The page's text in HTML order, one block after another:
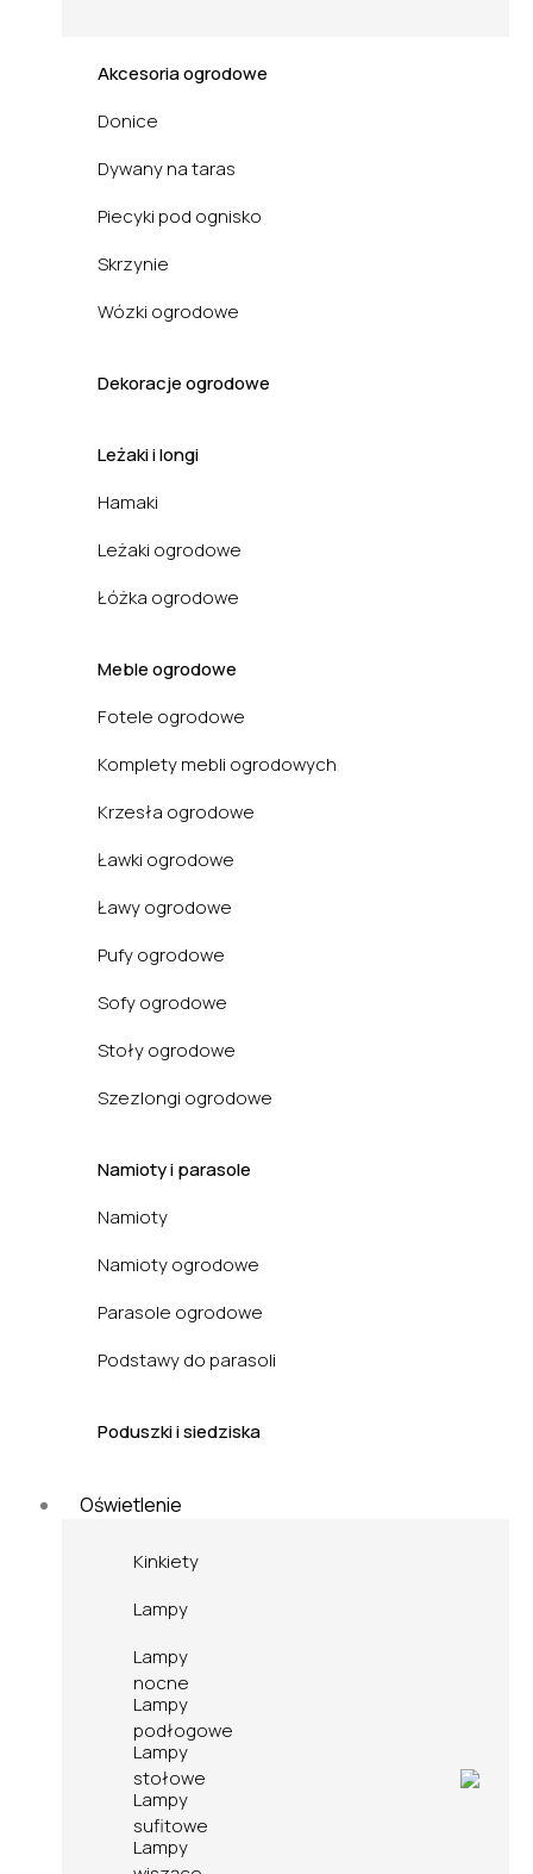
Akcesoria ogrodowe
Donice
Dywany na taras
Piecyki pod ognisko
Skrzynie
Wózki ogrodowe
Dekoracje ogrodowe
Leżaki i longi
Hamaki
Leżaki ogrodowe
Łóżka ogrodowe
Meble ogrodowe
Fotele ogrodowe
Komplety mebli ogrodowych
Krzesła ogrodowe
Ławki ogrodowe
Ławy ogrodowe
Pufy ogrodowe
Sofy ogrodowe
Stoły ogrodowe
Szezlongi ogrodowe
Namioty i parasole
Namioty
Namioty ogrodowe
Parasole ogrodowe
Podstawy do parasoli
Poduszki i siedziska
Oświetlenie
Kinkiety
Lampy
Lampy
nocne
Lampy
podłogowe
Lampy
stołowe
Lampy
sufitowe
Lampy